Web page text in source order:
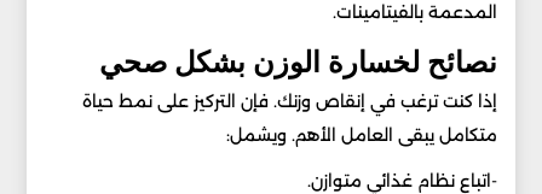
المدعمة بالفيتامينات.
نصائح لخسارة الوزن بشكل صحي
إذا كنت ترغب في إنقاص وزنك. فإن التركيز على نمط حياة
متكامل يبقى العامل الأهم. ويشمل:
-اتباع نظام غذائي متوازن.